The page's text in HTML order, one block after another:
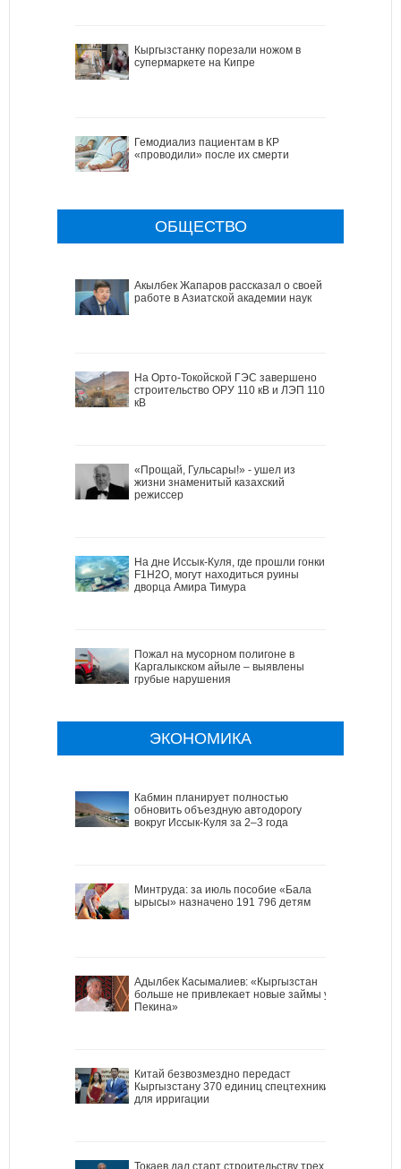
Кыргызстанку порезали ножом в
супермаркете на Кипре
Гемодиализ пациентам в КР
«проводили» после их смерти
ОБЩЕСТВО
Акылбек Жапаров рассказал о своей
работе в Азиатской академии наук
На Орто-Токойской ГЭС завершено
строительство ОРУ 110 кВ и ЛЭП 110
кВ
«Прощай, Гульсары!» - ушел из
жизни знаменитый казахский
режиссер
На дне Иссык-Куля, где прошли гонки
F1H2O, могут находиться руины
дворца Амира Тимура
Пожал на мусорном полигоне в
Каргалыкском айыле – выявлены
грубые нарушения
ЭКОНОМИКА
Кабмин планирует полностью
обновить объездную автодорогу
вокруг Иссык-Куля за 2–3 года
Минтруда: за июль пособие «Бала
ырысы» назначено 191 796 детям
Адылбек Касымалиев: «Кыргызстан
больше не привлекает новые займы у
Пекина»
Китай безвозмездно передаст
Кыргызстану 370 единиц спецтехники
для ирригации
Токаев дал старт строительству трех